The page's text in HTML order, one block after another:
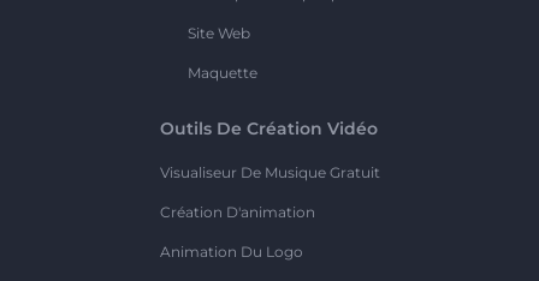
Site Web
Maquette
Outils De Création Vidéo
Visualiseur De Musique Gratuit
Création D'animation
Animation Du Logo